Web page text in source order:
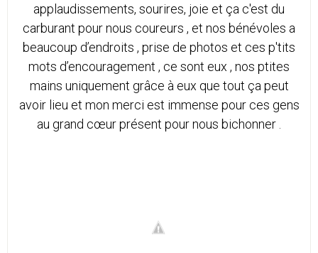
applaudissements, sourires, joie et ça c'est du
carburant pour nous coureurs , et nos bénévoles a
beaucoup d’endroits , prise de photos et ces p'tits
mots d’encouragement , ce sont eux , nos ptites
mains uniquement grâce à eux que tout ça peut
avoir lieu et mon merci est immense pour ces gens
au grand cœur présent pour nous bichonner .